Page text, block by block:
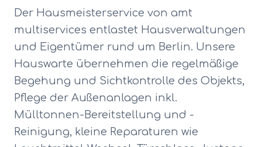
Der Hausmeisterservice von amt
multiservices entlastet Hausverwaltungen
und Eigentümer rund um Berlin. Unsere
Hauswarte übernehmen die regelmäßige
Begehung und Sichtkontrolle des Objekts,
Pflege der Außenanlagen inkl.
Mülltonnen-Bereitstellung und -
Reinigung, kleine Reparaturen wie